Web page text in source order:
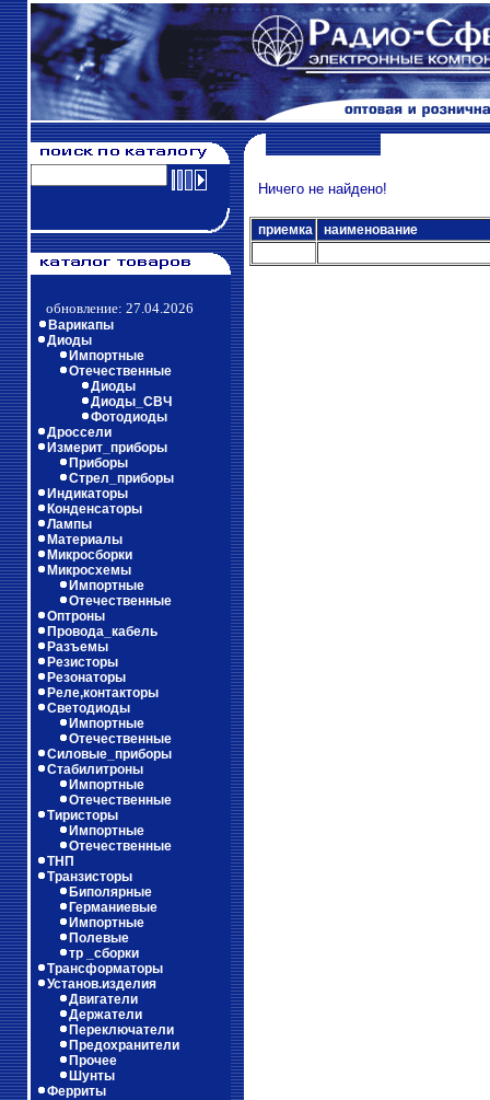
обновление: 27.04.2026
Варикапы
Диоды
Импортные
Отечественные
Диоды
Диоды_СВЧ
Фотодиоды
Дроссели
Измерит_приборы
Приборы
Стрел_приборы
Индикаторы
Конденсаторы
Лампы
Материалы
Микросборки
Микросхемы
Импортные
Отечественные
Оптроны
Провода_кабель
Разъемы
Резисторы
Резонаторы
Реле,контакторы
Светодиоды
Импортные
Отечественные
Силовые_приборы
Стабилитроны
Импортные
Отечественные
Тиристоры
Импортные
Отечественные
ТНП
Транзисторы
Биполярные
Германиевые
Импортные
Полевые
тр _сборки
Трансформаторы
Установ.изделия
Двигатели
Держатели
Переключатели
Предохранители
Прочее
Шунты
Ферриты
Ничего не найдено!
приемка наименование